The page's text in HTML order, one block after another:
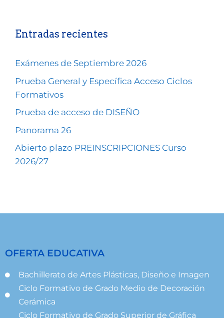
Entradas recientes
Exámenes de Septiembre 2026
Prueba General y Específica Acceso Ciclos
Formativos
Prueba de acceso de DISEÑO
Panorama 26
Abierto plazo PREINSCRIPCIONES Curso
2026/27
OFERTA EDUCATIVA
Bachillerato de Artes Plásticas, Diseño e Imagen
Ciclo Formativo de Grado Medio de Decoración
Cerámica
Ciclo Formativo de Grado Superior de Gráfica